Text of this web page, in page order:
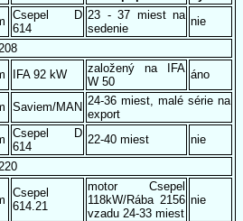
Csepel D
614
23 - 37 miest na
sedenie
nie
IFA 92 kW
založený na IFA
W 50
áno
Saviem/MAN 24-36 miest, malé série na
export
Csepel D
614
22-40 miest
nie
Csepel
614.21
motor Csepel
118kW/Rába 2156
vzadu 24-33 miest
nie